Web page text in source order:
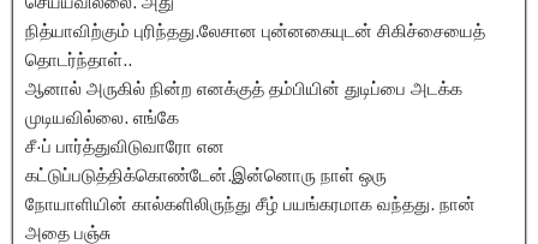
நித்யாவிற்கும் புரிந்தது.லேசான புன்னகையுடன் சிகிச்சையைத்
தொடர்ந்தாள்..
ஆனால் அருகில் நின்ற எனக்குத் தம்பியின் துடிப்பை அடக்க
முடியவில்லை. எங்கே
சீ·ப் பார்த்துவிடுவாரோ என
கட்டுப்படுத்திக்கொண்டேன்.இன்னொரு நாள் ஒரு
நோயாளியின் கால்களிலிருந்து சீழ் பயங்கரமாக வந்தது. நான்
அதை பஞ்சு